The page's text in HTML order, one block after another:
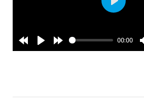
RewindPlay Forward
00:00
Play